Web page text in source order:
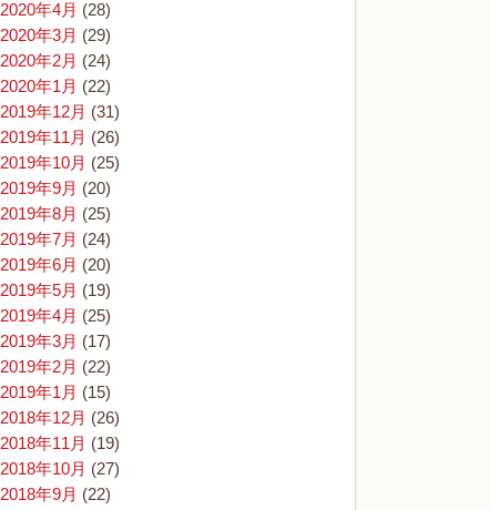
2020年4月 (28)
2020年3月 (29)
2020年2月 (24)
2020年1月 (22)
2019年12月 (31)
2019年11月 (26)
2019年10月 (25)
2019年9月 (20)
2019年8月 (25)
2019年7月 (24)
2019年6月 (20)
2019年5月 (19)
2019年4月 (25)
2019年3月 (17)
2019年2月 (22)
2019年1月 (15)
2018年12月 (26)
2018年11月 (19)
2018年10月 (27)
2018年9月 (22)